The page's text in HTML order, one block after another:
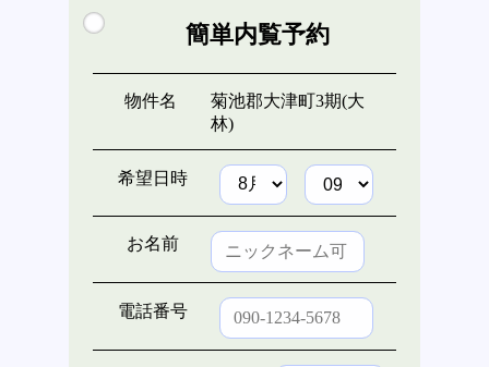
簡単内覧予約
物件名
菊池郡大津町3期(大
林)
希望日時
お名前
電話番号